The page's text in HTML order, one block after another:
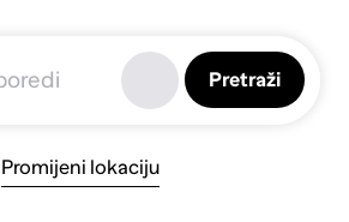
Pretraži
Promijeni lokaciju